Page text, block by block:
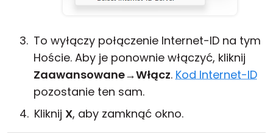
To wyłączy połączenie Internet-ID na tym
Hoście. Aby je ponownie włączyć, kliknij
Zaawansowane→Włącz. Kod Internet-ID
pozostanie ten sam.
Kliknij X, aby zamknąć okno.